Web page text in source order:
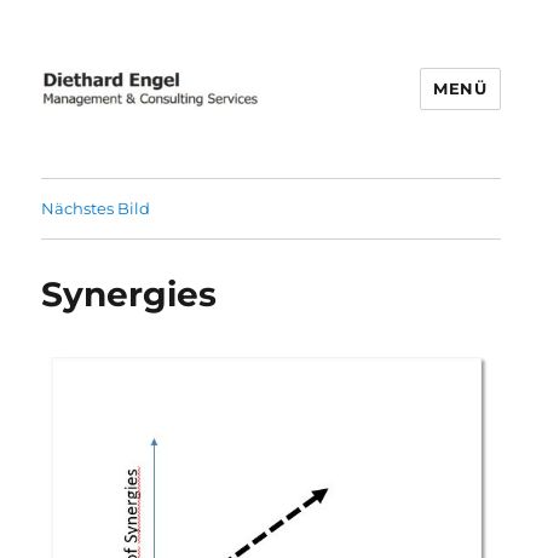
merger Integration | Carve-out
MENÜ
Nächstes Bild
Synergies